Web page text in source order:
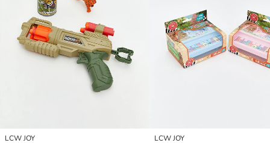
LCW JOY
LCW JOY